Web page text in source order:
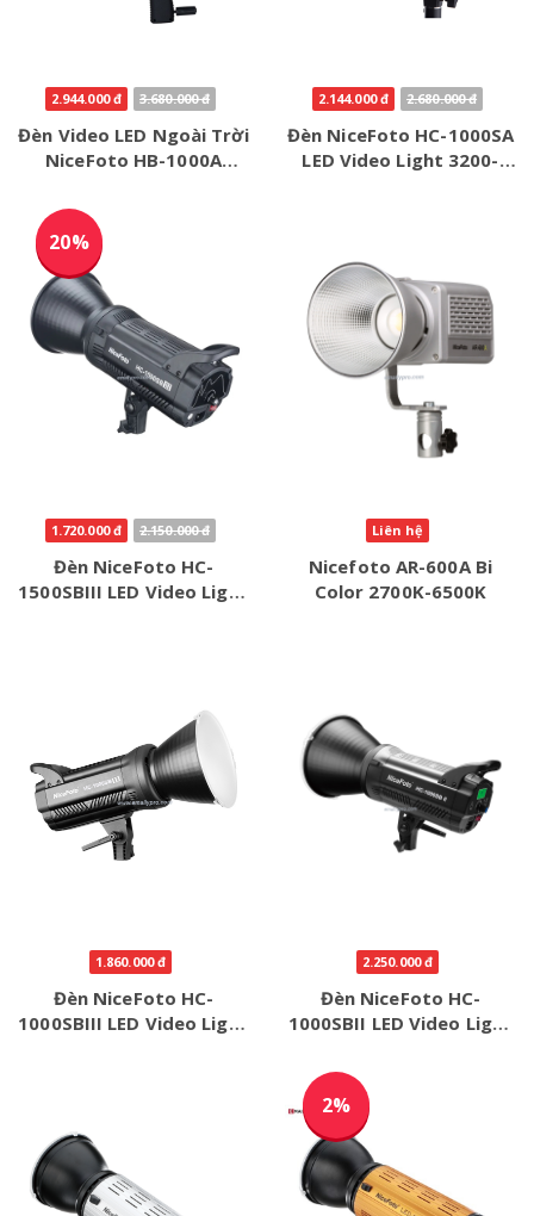
2.944.000 đ 3.680.000 đ
Đèn Video LED Ngoài Trời
NiceFoto HB-1000A
2.144.000 đ 2.680.000 đ
Đèn NiceFoto HC-1000SA
LED Video Light 3200-
20%
1.720.000 đ 2.150.000 đ
Đèn NiceFoto HC-
1500SBIII LED Video Light
Liên hệ
Nicefoto AR-600A Bi
Color 2700K-6500K
1.860.000 đ
Đèn NiceFoto HC-
1000SBIII LED Video Light
2.250.000 đ
Đèn NiceFoto HC-
1000SBII LED Video Light
2%